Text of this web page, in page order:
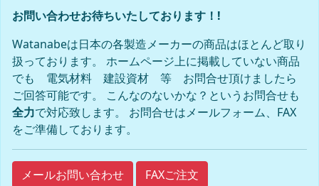
お問い合わせお待ちいたしております！!
Watanabeは日本の各製造メーカーの商品はほとんど取り
扱っております。 ホームページ上に掲載していない商品
でも 電気材料 建設資材 等 お問合せ頂けましたら
ご回答可能です。 こんなのないかな？というお問合せも
全力で対応致します。 お問合せはメールフォーム、FAX
をご準備しております。
メールお問い合わせ
FAXご注文